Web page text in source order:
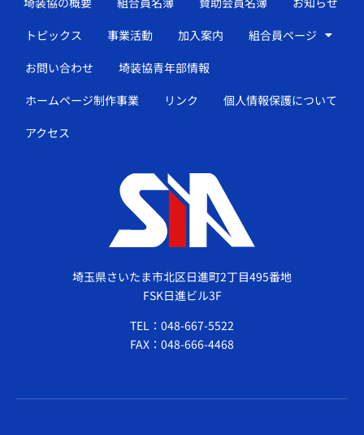
埼玉県さいたま市北区日進町2丁目495番地
FSK日進ビル3F
TEL：048-667-5522
FAX：048-666-4468
トピックス
事業活動 加入案内
組合員ページ
お問い合わせ
埼装協青年部情報
ホームページ制作事業
リンク
個人情報保護について
アクセス